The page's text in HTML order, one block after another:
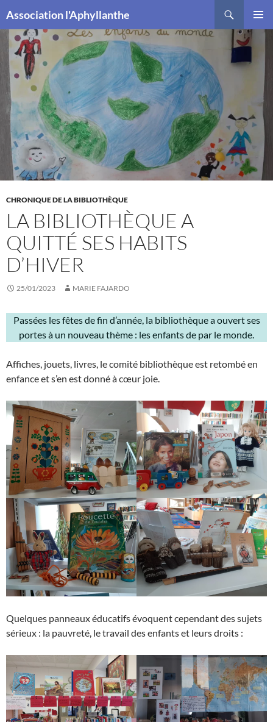
Association l'Aphyllanthe
MENU
AU
CONTENU
CHRONIQUE DE LA BIBLIOTHÈQUE
LA BIBLIOTHÈQUE A
QUITTÉ SES HABITS
D’HIVER
25/01/2023 MARIE FAJARDO
Passées les fêtes de fin d’année, la bibliothèque a ouvert ses
portes à un nouveau thème : les enfants de par le monde.
Affiches, jouets, livres, le comité bibliothèque est retombé en
enfance et s’en est donné à cœur joie.
Quelques panneaux éducatifs évoquent cependant des sujets
sérieux : la pauvreté, le travail des enfants et leurs droits :